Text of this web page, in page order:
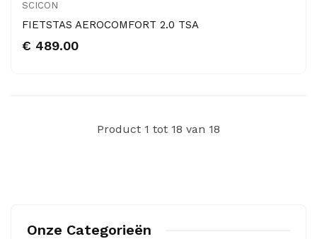
SCICON
FIETSTAS AEROCOMFORT 2.0 TSA
€ 489.00
Product 1 tot 18 van 18
Onze Categorieën